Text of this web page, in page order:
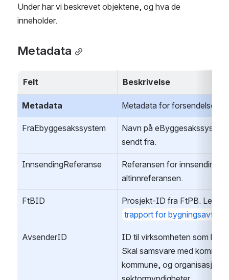
Under har vi beskrevet objektene, og hva de
inneholder.
Metadata
Felt Beskrivelse
Metadata Metadata for forsendelsen:
FraEbyggesakssystem
Navn på
sendt fra.
InnsendingReferanse
Referansen for
altinnreferansen.
FtBID
Prosjekt-ID fra FtPB. Les
trapport for bygningsavfall
AvsenderID
ID til virksomheten som har
Skal samsvare med
kommune, og